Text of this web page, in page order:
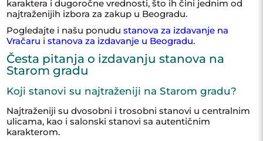
karaktera i dugoročne vrednosti, što ih čini jednim od
najtraženijih izbora za zakup u Beogradu.
Pogledajte i našu ponudustanova za izdavanje na
Vračaru istanova za izdavanje u Beogradu.
Česta pitanja o izdavanju stanova na
Starom gradu
Koji stanovi su najtraženiji na Starom gradu?
Najtraženiji su dvosobni i trosobni stanovi u centralnim
ulicama, kao i salonski stanovi sa autentičnim
karakterom.